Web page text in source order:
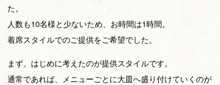
た。
人数も10名様と少ないため、お時間は1時間。
着席スタイルでのご提供をご希望でした。
まず、はじめに考えたのが提供スタイルです。
通常であれば、メニューごとに大皿へ盛り付けていくのが